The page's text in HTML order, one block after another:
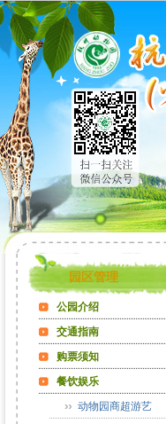
园区管理
公园介绍
交通指南
购票须知
餐饮娱乐
动物园商超游艺